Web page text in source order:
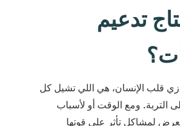
تدعيم
زي قلب الإنسان، هي اللي تشيل كل
التربة. ومع الوقت أو لأسباب
لمشاكل تأثر على قوتها